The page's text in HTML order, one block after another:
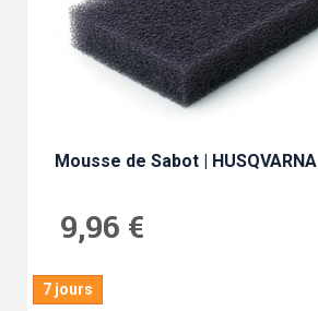
Mousse de Sabot | HUSQVARNA
9,96 €
7 jours